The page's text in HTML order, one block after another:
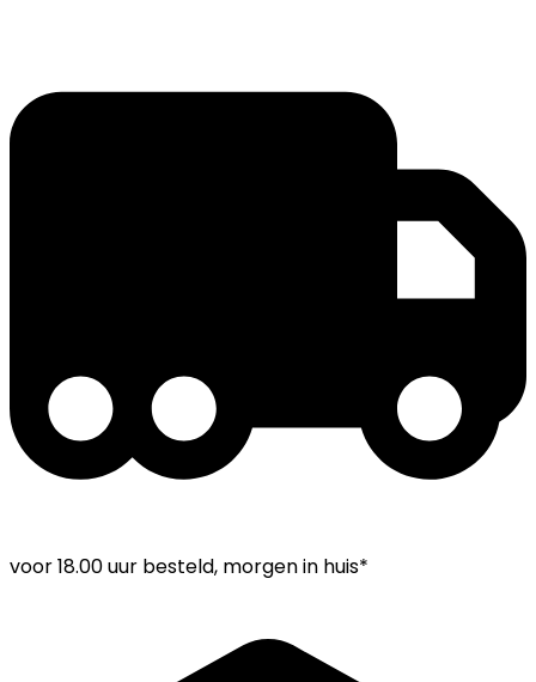
voor18.00 uur besteld, morgen in huis*